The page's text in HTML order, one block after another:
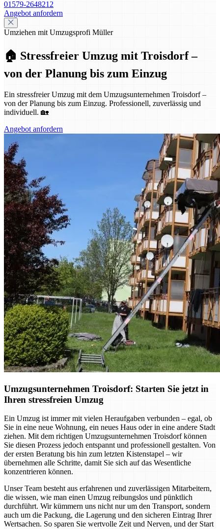
01579-2648212
Angebot anfordern
Umziehen mit Umzugsprofi Müller
🏠 Stressfreier Umzug mit Troisdorf –
von der Planung bis zum Einzug
Ein stressfreier Umzug mit dem Umzugsunternehmen Troisdorf –
von der Planung bis zum Einzug. Professionell, zuverlässig und
individuell. 🏡
Angebot anfordern
Umzugsunternehmen Troisdorf: Starten Sie jetzt in
Ihren stressfreien Umzug
Ein Umzug ist immer mit vielen Heraufgaben verbunden – egal, ob
Sie in eine neue Wohnung, ein neues Haus oder in eine andere Stadt
ziehen. Mit dem richtigen Umzugsunternehmen Troisdorf können
Sie diesen Prozess jedoch entspannt und professionell gestalten. Von
der ersten Beratung bis hin zum letzten Kistenstapel – wir
übernehmen alle Schritte, damit Sie sich auf das Wesentliche
konzentrieren können.
Unser Team besteht aus erfahrenen und zuverlässigen Mitarbeitern,
die wissen, wie man einen Umzug reibungslos und pünktlich
durchführt. Wir kümmern uns nicht nur um den Transport, sondern
auch um die Packung, die Lagerung und den sicheren Eintrag Ihrer
Wertsachen. So sparen Sie wertvolle Zeit und Nerven, und der Start